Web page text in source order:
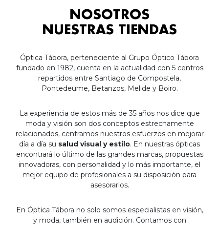
NOSOTROS
NUESTRAS TIENDAS
Óptica Tábora, perteneciente al Grupo Óptico Tábora
fundado en 1982, cuenta en la actualidad con 5 centros
repartidos entre Santiago de Compostela,
Pontedeume, Betanzos, Melide y Boiro.
La experiencia de estos más de 35 años nos dice que
moda y visión son dos conceptos estrechamente
relacionados, centramos nuestros esfuerzos en mejorar
día a día su salud visual y estilo. En nuestras ópticas
encontrará lo último de las grandes marcas, propuestas
innovadoras, con personalidad y lo más importante, el
mejor equipo de profesionales a su disposición para
asesorarlos.
En Óptica Tábora no solo somos especialistas en visión,
y moda, también en audición. Contamos con